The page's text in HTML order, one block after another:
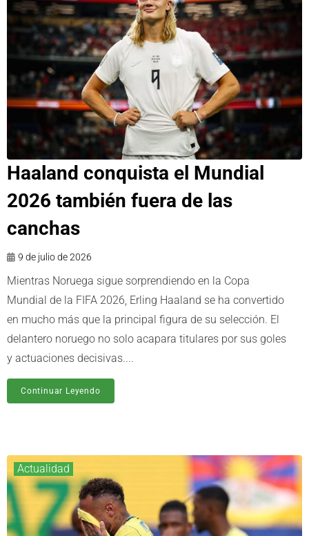
Haaland conquista el Mundial
2026 también fuera de las
canchas
9 de julio de 2026
Mientras Noruega sigue sorprendiendo en la Copa
Mundial de la FIFA 2026, Erling Haaland se ha convertido
en mucho más que la principal figura de su selección. El
delantero noruego no solo acapara titulares por sus goles
y actuaciones decisivas....
Continuar Leyendo
Actualidad